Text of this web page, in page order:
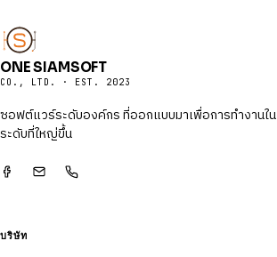
ONE SIAMSOFT
CO., LTD. · EST. 2023
ซอฟต์แวร์ระดับองค์กร ที่ออกแบบมาเพื่อการทำงานใน
ระดับที่ใหญ่ขึ้น
บริษัท